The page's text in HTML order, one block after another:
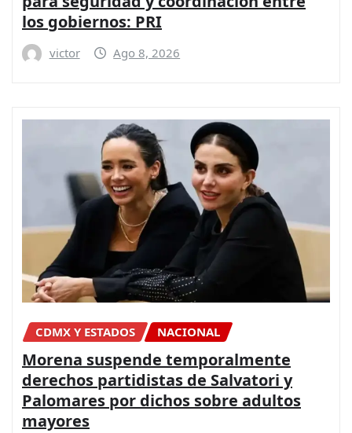
los gobiernos: PRI
victor Ago 8, 2026
CDMX Y ESTADOS NACIONAL
Morena suspende temporalmente
derechos partidistas de Salvatori y
Palomares por dichos sobre adultos
mayores